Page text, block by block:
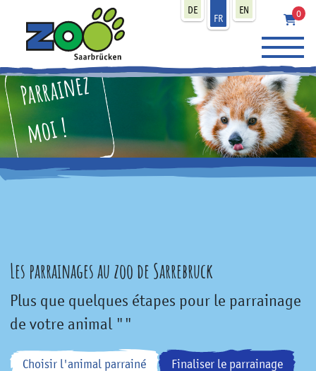
DE
FR
EN 0
Parrainez
moi !
Les parrainages au zoo de Sarrebruck
Plus que quelques étapes pour le parrainage
de votre animal ""
Choisir l'animal parrainé Finaliser le parrainage